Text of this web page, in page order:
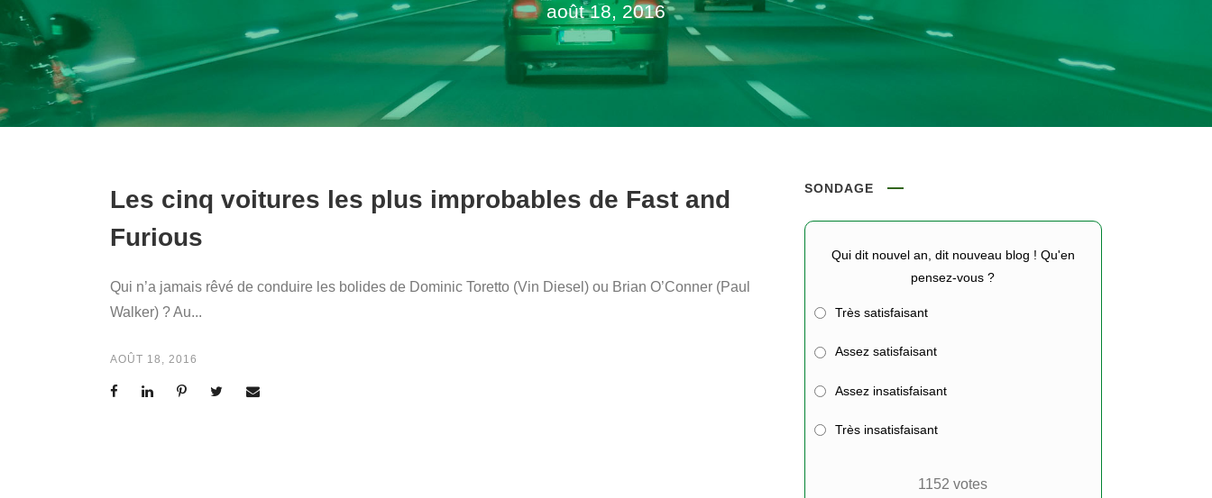
août 18, 2016
Les cinq voitures les plus improbables de Fast and
Furious
Qui n’a jamais rêvé de conduire les bolides de Dominic Toretto (Vin Diesel) ou Brian O’Conner (Paul
Walker) ? Au...
AOÛT 18, 2016
SONDAGE
Qui dit nouvel an, dit nouveau blog ! Qu'en
pensez-vous ?
Très satisfaisant
Assez satisfaisant
Assez insatisfaisant
Très insatisfaisant
1152 votes